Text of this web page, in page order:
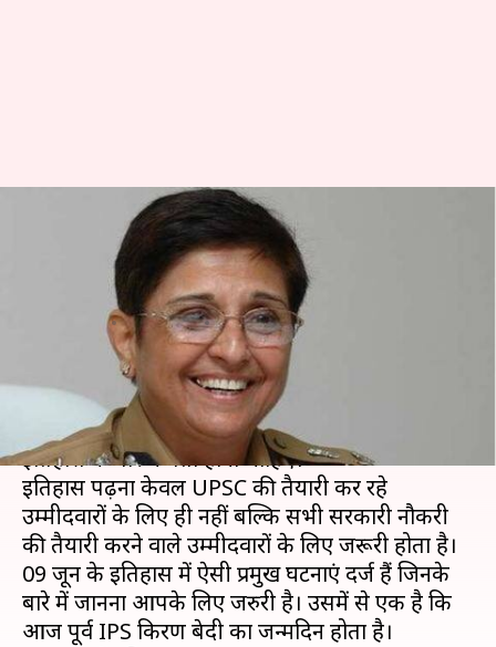
आज का इतिहास: आज होता है
भारत की पहली महिला IPS
अधिकारी किरण बेदी का जन्मदिन
Jun 09, 2019 09:39 am
क्या है खबर?
अगर आप UPSC परीक्षा की तैयारी कर रहे हैं तो आपको
इतिहास के बारे में पता होना चाहिए।
इतिहास पढ़ना केवल UPSC की तैयारी कर रहे
उम्मीदवारों के लिए ही नहीं बल्कि सभी सरकारी नौकरी
की तैयारी करने वाले उम्मीदवारों के लिए जरूरी होता है।
09 जून के इतिहास में ऐसी प्रमुख घटनाएं दर्ज हैं जिनके
बारे में जानना आपके लिए जरुरी है। उसमें से एक है कि
आज पूर्व IPS किरण बेदी का जन्मदिन होता है।